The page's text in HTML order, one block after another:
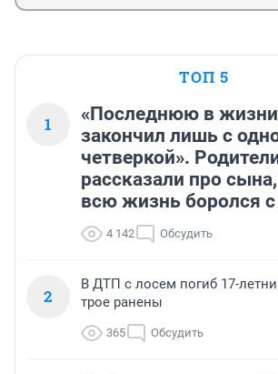
ТОП 5
1
«Последнюю в жизни
закончил лишь с
четверкой».
рассказали про
всю жизнь боролся
4 142 Обсудить
2
В ДТП с лосем погиб 17-
трое ранены
365 Обсудить